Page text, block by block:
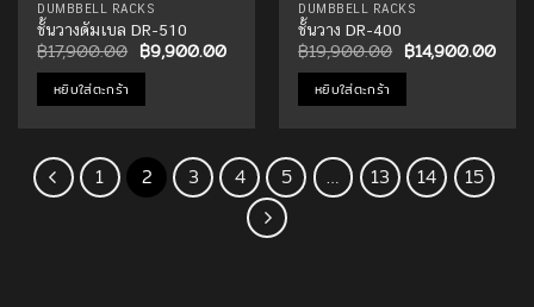
DUMBBELL RACKS
ชั้นวางดัมเบล DR-510
฿17,900.00 Original
price
was:
฿9,900.00Current
฿9,900.00.
หยิบใส่ตะกร้า
DUMBBELL RACKS
ชั้นวาง DR-400
฿19,900.00 Original
price
was:
฿14,900.00
หยิบใส่ตะกร้า
1 2 3 4 5 … 13 14 15